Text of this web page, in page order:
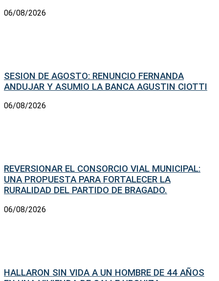
06/08/2026
SESION DE AGOSTO: RENUNCIO FERNANDA
ANDUJAR Y ASUMIO LA BANCA AGUSTIN CIOTTI
06/08/2026
REVERSIONAR EL CONSORCIO VIAL MUNICIPAL:
UNA PROPUESTA PARA FORTALECER LA
RURALIDAD DEL PARTIDO DE BRAGADO.
06/08/2026
HALLARON SIN VIDA A UN HOMBRE DE 44 AÑOS